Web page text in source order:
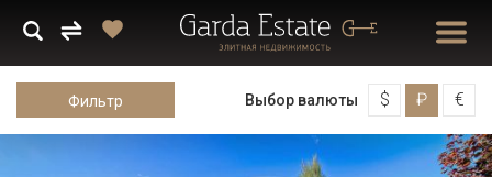
Фильтр Выбор валюты $ ₽ €